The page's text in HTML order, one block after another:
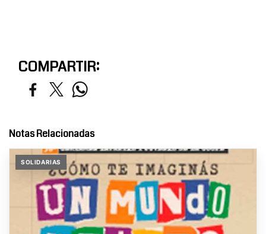
COMPARTIR:
Notas Relacionadas
SOLIDARIAS